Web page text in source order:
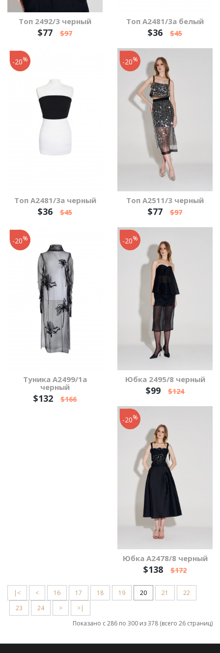
Топ 2492/3 черный
$77 $97
Топ А2481/3а белый
$36 $45
Топ А2481/3а черный
$36 $45
-20%
Топ А2511/3 черный
$77 $97
-20%
Туника А2499/1а
черный
$132 $166
-20%
Юбка 2495/8 черный
$99 $124
-20%
Юбка А2478/8 черный
$138 $172
-20%
|< < 16 17 18 19 20 21
22
23
24 >
>|
Показано с 286 по 300 из 378 (всего 26 страниц)